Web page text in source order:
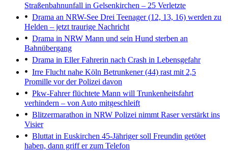
Straßenbahnunfall in Gelsenkirchen – 25 Verletzte
Drama an NRW-See Drei Teenager (12, 13, 16) werden zu
Helden – jetzt traurige Nachricht
Drama in NRW Mann und sein Hund sterben an
Bahnübergang
Drama in EllerFahrerin nach Crash in Lebensgefahr
Irre Flucht nahe Köln Betrunkener (44) rast mit 2,5
Promille vor der Polizei davon
Pkw-Fahrer flüchtete Mann will Trunkenheitsfahrt
verhindern – von Auto mitgeschleift
Blitzermarathon in NRW Polizei nimmt Raser verstärkt ins
Visier
Bluttat in Euskirchen 45-Jähriger soll Freundin getötet
haben, dann griff er zum Telefon